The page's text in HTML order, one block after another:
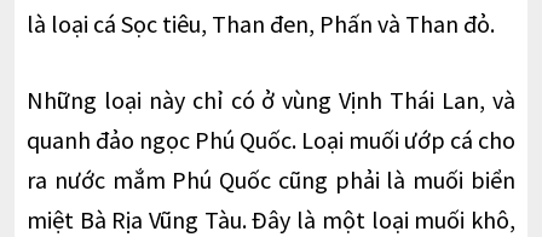
là loại cá Sọc tiêu, Than đen, Phấn và Than đỏ.
Những loại này chỉ có ở vùng Vịnh Thái Lan, và
quanh đảo ngọc Phú Quốc. Loại muối ướp cá cho
ra nước mắm Phú Quốc cũng phải là muối biển
miệt Bà Rịa Vũng Tàu. Đây là một loại muối khô,